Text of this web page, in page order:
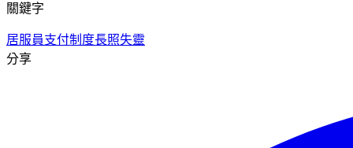
關鍵字
居服員支付制度長照失靈
分享